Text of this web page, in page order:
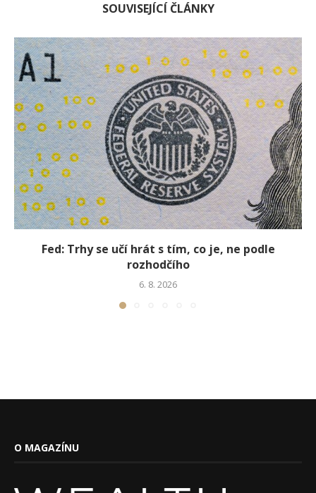
SOUVISEJÍCÍ ČLÁNKY
Fed: Trhy se učí hrát s tím, co je, ne podle
rozhodčího
6. 8. 2026
O MAGAZÍNU